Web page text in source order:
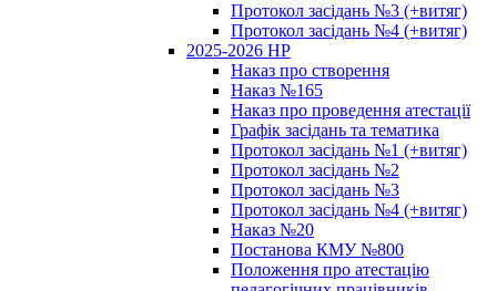
Протокол засідань №3 (+витяг)
Протокол засідань №4 (+витяг)
2025-2026 НР
Наказ про створення
Наказ №165
Наказ про проведення атестації
Графік засідань та тематика
Протокол засідань №1 (+витяг)
Протокол засідань №2
Протокол засідань №3
Протокол засідань №4 (+витяг)
Наказ №20
Постанова КМУ №800
Положення про атестацію